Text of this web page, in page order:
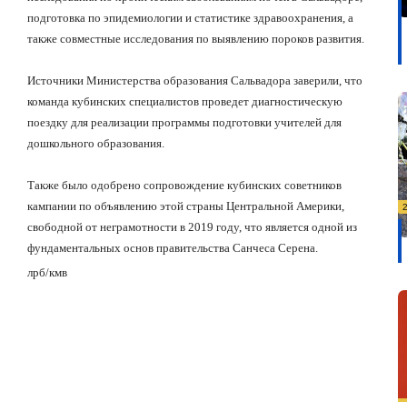
подготовка по эпидемиологии и статистике здравоохранения, а
также совместные исследования по выявлению пороков развития.
Источники Министерства образования Сальвадора заверили, что
команда кубинских специалистов проведет диагностическую
поездку для реализации программы подготовки учителей для
дошкольного образования.
Также было одобрено сопровождение кубинских советников
кампании по объявлению этой страны Центральной Америки,
свободной от неграмотности в 2019 году, что является одной из
фундаментальных основ правительства Санчеса Серена.
лрб/кмв